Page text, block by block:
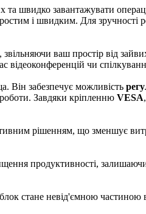
та швидко завантажувати
і швидким. Для зручності
ваш простір від
відеоконференцій чи
Він забезпечує можливість
Завдяки кріпленню VESA
рішенням, що зменшує
продуктивності,
стане невід'ємною частиною